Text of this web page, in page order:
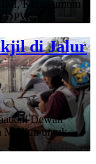
Ketua umum
DPW…
di Jalur
Dewan
Madiun untuk